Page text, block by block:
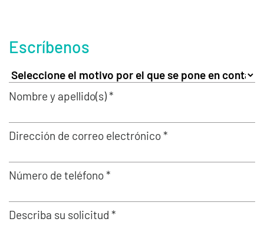
Escríbenos
Nombre y apellido(s) *
Dirección de correo electrónico *
Número de teléfono *
Describa su solicitud *